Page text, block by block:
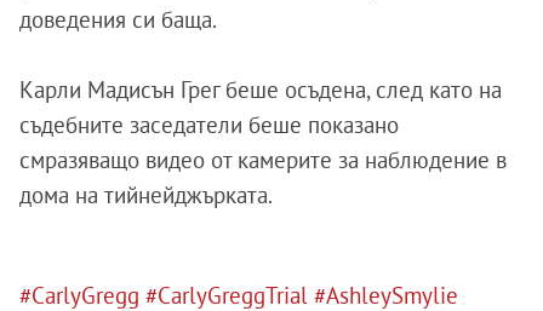
доведения си баща.
Карли Мадисън Грег беше осъдена, след като на
съдебните заседатели беше показано
смразяващо видео от камерите за наблюдение в
дома на тийнейджърката.
#CarlyGregg #CarlyGreggTrial #AshleySmylie